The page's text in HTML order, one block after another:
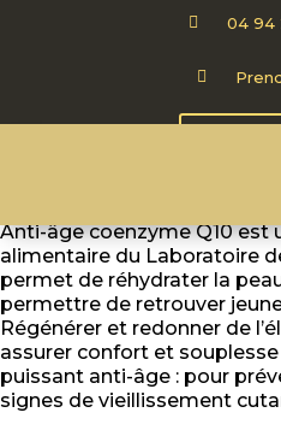
 04 94

Anti-âge coenzyme Q10 est
alimentaire du Laboratoire
permet de réhydrater la
permettre de retrouver
Régénérer et redonner de
assurer confort et souplesse
puissant anti-âge : pour
signes de vieillissement